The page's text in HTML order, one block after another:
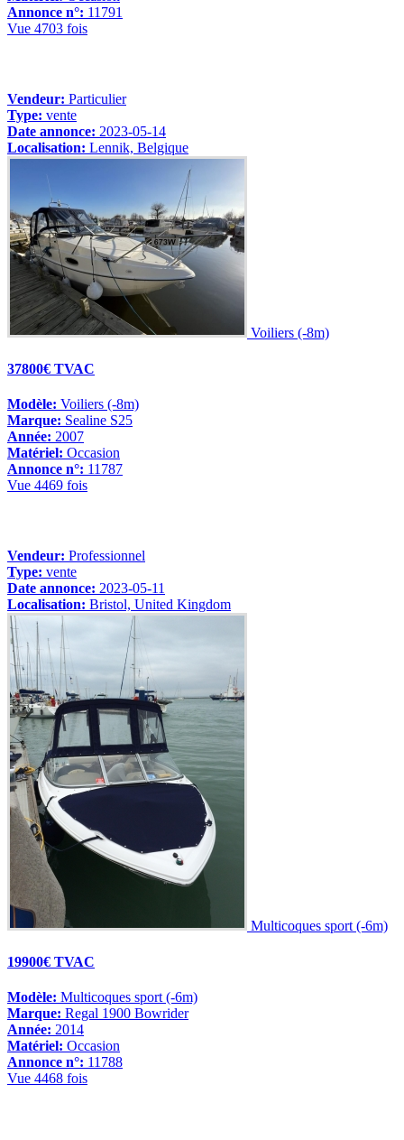
Annonce n°: 11791
Vue 4703 fois
Vendeur: Particulier
Type: vente
Date annonce: 2023-05-14
Localisation: Lennik, Belgique
Voiliers (-8m)
37800€ TVAC
Modèle: Voiliers (-8m)
Marque: Sealine S25
Année: 2007
Matériel: Occasion
Annonce n°: 11787
Vue 4469 fois
Vendeur: Professionnel
Type: vente
Date annonce: 2023-05-11
Localisation: Bristol, United Kingdom
Multicoques sport (-6m)
19900€ TVAC
Modèle: Multicoques sport (-6m)
Marque: Regal 1900 Bowrider
Année: 2014
Matériel: Occasion
Annonce n°: 11788
Vue 4468 fois